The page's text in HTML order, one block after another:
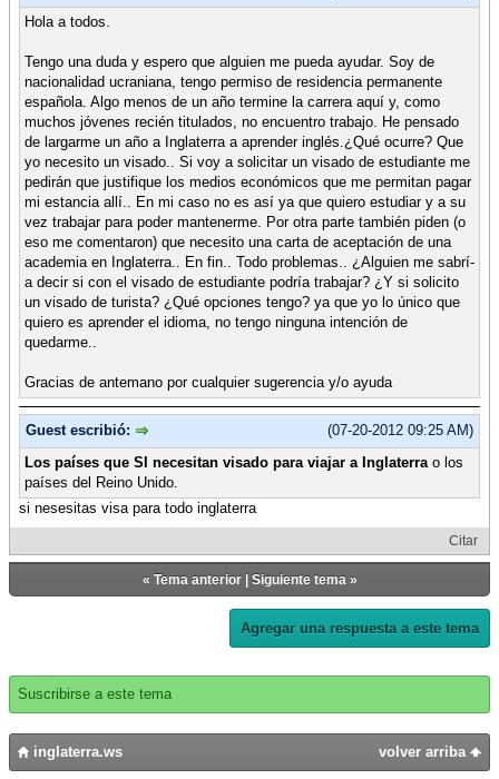
Hola a todos.
Tengo una duda y espero que alguien me pueda ayudar. Soy de
nacionalidad ucraniana, tengo permiso de residencia permanente
española. Algo menos de un año termine la carrera aquí­ y, como
muchos jóvenes recién titulados, no encuentro trabajo. He pensado
de largarme un año a Inglaterra a aprender inglés.¿Qué ocurre? Que
yo necesito un visado.. Si voy a solicitar un visado de estudiante me
pedirán que justifique los medios económicos que me permitan pagar
mi estancia allí­.. En mi caso no es así­ ya que quiero estudiar y a su
vez trabajar para poder mantenerme. Por otra parte también piden (o
eso me comentaron) que necesito una carta de aceptación de una
academia en Inglaterra.. En fin.. Todo problemas.. ¿Alguien me sabrí­
a decir si con el visado de estudiante podrí­a trabajar? ¿Y si solicito
un visado de turista? ¿Qué opciones tengo? ya que yo lo único que
quiero es aprender el idioma, no tengo ninguna intención de
quedarme..
Gracias de antemano por cualquier sugerencia y/o ayuda
(07-20-2012 09:25 AM)
Guest escribió:
Los paí­ses que SI necesitan visado para viajar a Inglaterra o los
paí­ses del Reino Unido.
si nesesitas visa para todo inglaterra
Citar
« Tema anterior| Siguiente tema »
Agregar una respuesta a este tema
Suscribirse a este tema
volver arriba
inglaterra.ws